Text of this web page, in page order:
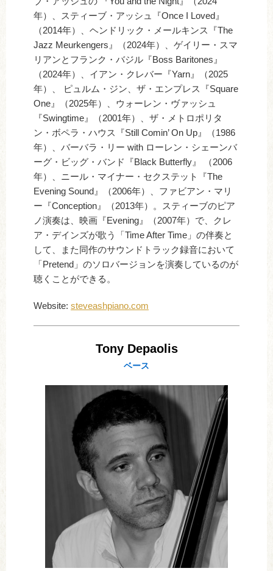
年）、スティーブ・アッシュ『Once I Loved』
（2014年）、ヘンドリック・メールキンス『The
Jazz Meurkengers』（2024年）、ゲイリー・スマ
リアンとフランク・バジル『Boss Baritones』
（2024年）、イアン・クレバー『Yarn』（2025
年）、 ピュルム・ジン、ザ・エンプレス『Square
One』（2025年）、ウォーレン・ヴァッシュ
『Swingtime』（2001年）、ザ・メトロポリタ
ン・ボペラ・ハウス『Still Comin’ On Up』（1986
年）、バーバラ・リー with ローレン・シェーンバ
ーグ・ビッグ・バンド『Black Butterfly』 （2006
年）、ニール・マイナー・セクステット『The
Evening Sound』（2006年）、ファビアン・マリ
ー『Conception』（2013年）。スティーブのピア
ノ演奏は、映画『Evening』（2007年）で、クレ
ア・デインズが歌う「Time After Time」の伴奏と
して、また同作のサウンドトラック録音において
「Pretend」のソロバージョンを演奏しているのが
聴くことができる。
Website: steveashpiano.com
Tony Depaolis
ベース